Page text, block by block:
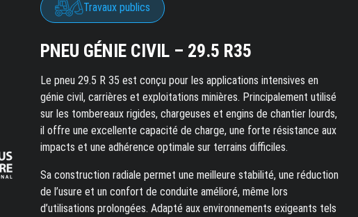
Travaux publics
PNEU GÉNIE CIVIL – 29.5 R35
Le pneu 29.5 R 35 est conçu pour les applications intensives en
génie civil, carrières et exploitations minières. Principalement utilisé
sur les tombereaux rigides, chargeuses et engins de chantier lourds,
il offre une excellente capacité de charge, une forte résistance aux
impacts et une adhérence optimale sur terrains difficiles.
Sa construction radiale permet une meilleure stabilité, une réduction
de l’usure et un confort de conduite amélioré, même lors
d’utilisations prolongées. Adapté aux environnements exigeants tels